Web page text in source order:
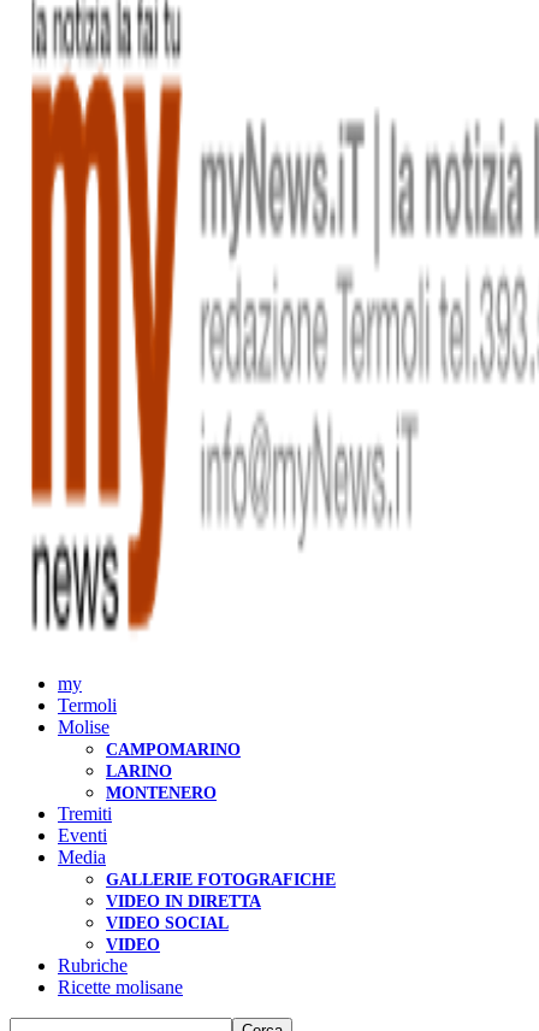
my
Termoli
Molise
CAMPOMARINO
LARINO
MONTENERO
Tremiti
Eventi
Media
GALLERIE FOTOGRAFICHE
VIDEO IN DIRETTA
VIDEO SOCIAL
VIDEO
Rubriche
Ricette molisane